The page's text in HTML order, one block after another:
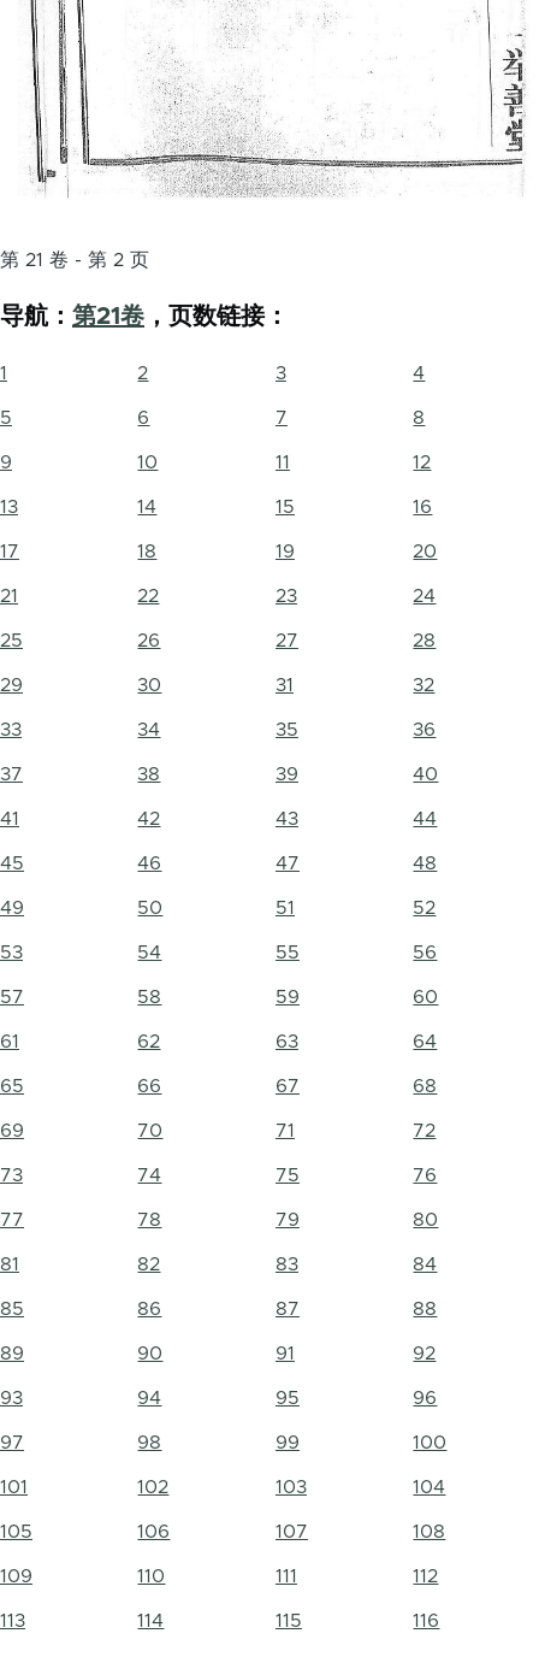
第 21 卷 - 第 2 页
导航： 第21卷 ，页数链接：
1 2 3 4
5 6 7 8
9 10 11 12
13 14 15 16
17 18 19 20
21 22 23 24
25 26 27 28
29 30 31 32
33 34 35 36
37 38 39 40
41 42 43 44
45 46 47 48
49 50 51 52
53 54 55 56
57 58 59 60
61 62 63 64
65 66 67 68
69 70 71 72
73 74 75 76
77 78 79 80
81 82 83 84
85 86 87 88
89 90 91 92
93 94 95 96
97 98 99 100
101 102 103 104
105 106 107 108
109 110 111 112
113 114 115 116